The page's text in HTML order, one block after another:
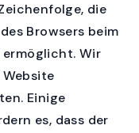
die
Browsers beim
Wir
Einige
es, dass der